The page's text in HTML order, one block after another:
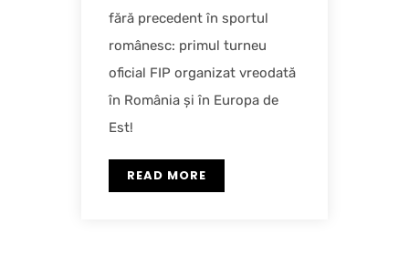
fără precedent în sportul
românesc: primul turneu
oficial FIP organizat vreodată
în România și în Europa de
Est!
READ MORE